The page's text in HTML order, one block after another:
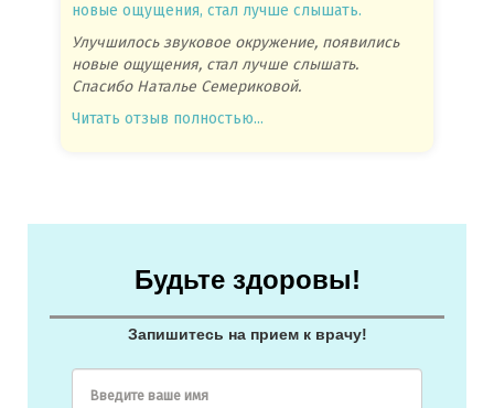
новые ощущения, стал лучше слышать.
Улучшилось звуковое окружение, появились
новые ощущения, стал лучше слышать.
Спасибо Наталье Семериковой.
Читать отзыв полностью...
Будьте здоровы!
Запишитесь на прием к врачу!
Введите ваше имя